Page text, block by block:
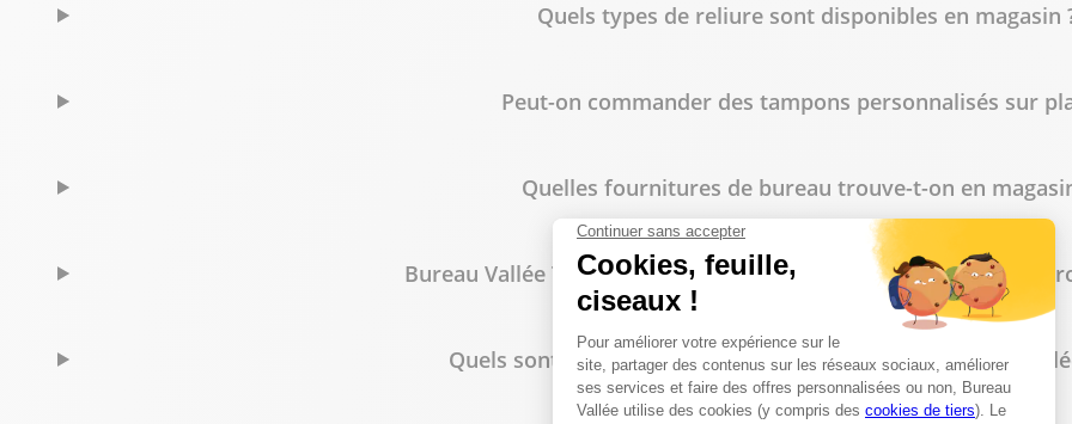
Quels types de reliure sont disponibles en magasin
Peut-on commander des tampons personnalisés sur
Quelles fournitures de bureau trouve-t-on en
Bureau Vallée Tielt propose-t-il des tarifs spécifiques pour les
Quels sont les horaires d'ouverture du magasin Bureau